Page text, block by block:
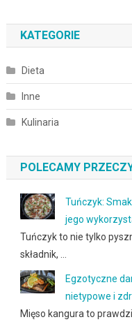
KATEGORIE
Dieta
Inne
Kulinaria
POLECAMY
Tuńczyk:
jego
Tuńczyk to nie tylko
składnik, …
Egzotyczne
nietypowe i
Mięso kangura to